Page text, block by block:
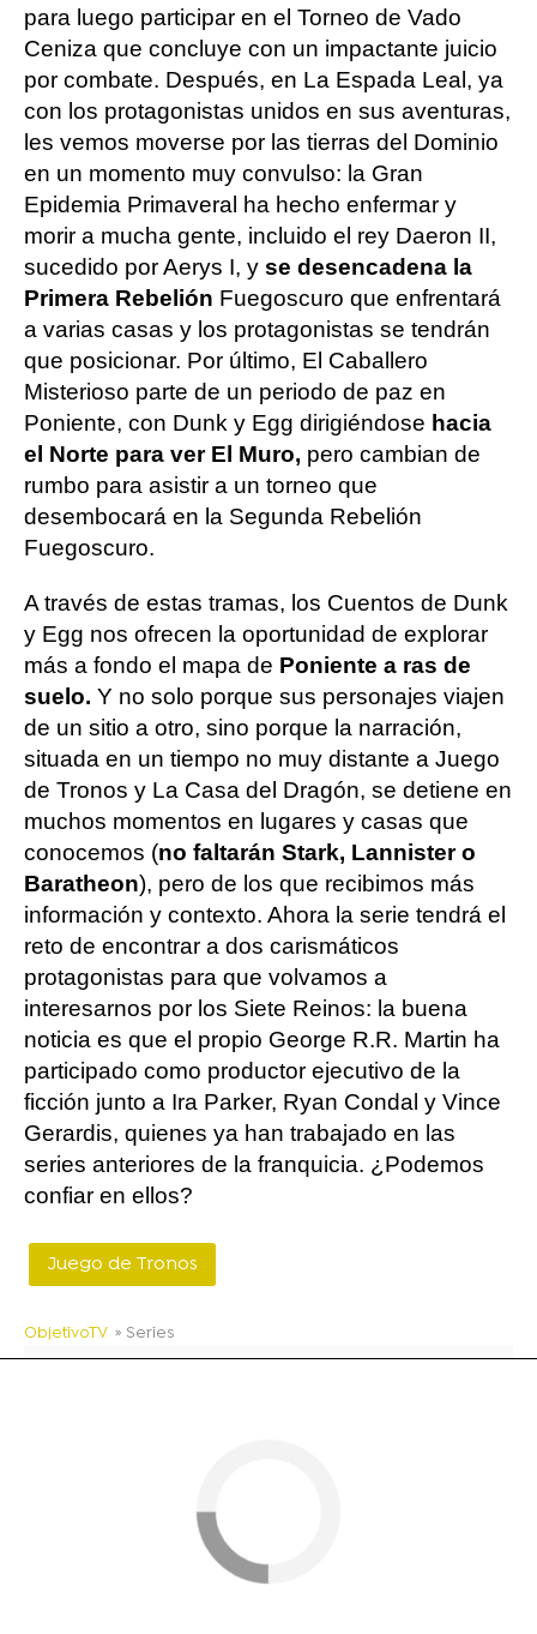
para luego participar en el Torneo de Vado
Ceniza que concluye con un impactante juicio
por combate. Después, en La Espada Leal, ya
con los protagonistas unidos en sus aventuras,
les vemos moverse por las tierras del Dominio
en un momento muy convulso: la Gran
Epidemia Primaveral ha hecho enfermar y
morir a mucha gente, incluido el rey Daeron II,
sucedido por Aerys I, y se desencadena la
Primera Rebelión Fuegoscuro que enfrentará
a varias casas y los protagonistas se tendrán
que posicionar. Por último, El Caballero
Misterioso parte de un periodo de paz en
Poniente, con Dunk y Egg dirigiéndose hacia
el Norte para ver El Muro, pero cambian de
rumbo para asistir a un torneo que
desembocará en la Segunda Rebelión
Fuegoscuro.
A través de estas tramas, los Cuentos de Dunk
y Egg nos ofrecen la oportunidad de explorar
más a fondo el mapa de Poniente a ras de
suelo. Y no solo porque sus personajes viajen
de un sitio a otro, sino porque la narración,
situada en un tiempo no muy distante a Juego
de Tronos y La Casa del Dragón, se detiene en
muchos momentos en lugares y casas que
conocemos (no faltarán Stark, Lannister o
Baratheon), pero de los que recibimos más
información y contexto. Ahora la serie tendrá el
reto de encontrar a dos carismáticos
protagonistas para que volvamos a
interesarnos por los Siete Reinos: la buena
noticia es que el propio George R.R. Martin ha
participado como productor ejecutivo de la
ficción junto a Ira Parker, Ryan Condal y Vince
Gerardis, quienes ya han trabajado en las
series anteriores de la franquicia. ¿Podemos
confiar en ellos?
Juego de Tronos
ObjetivoTV » Series